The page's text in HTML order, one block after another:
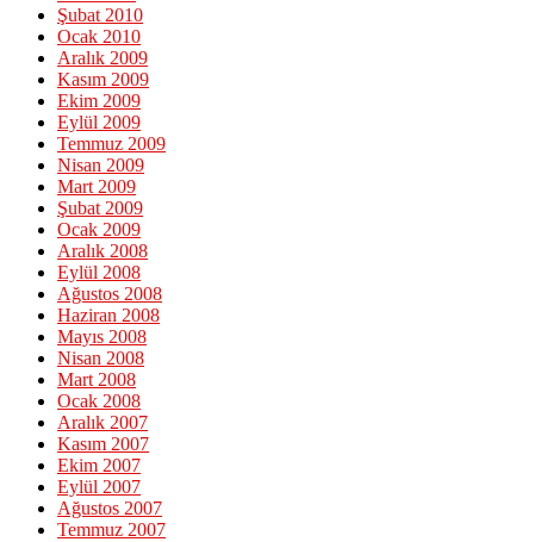
Şubat 2010
Ocak 2010
Aralık 2009
Kasım 2009
Ekim 2009
Eylül 2009
Temmuz 2009
Nisan 2009
Mart 2009
Şubat 2009
Ocak 2009
Aralık 2008
Eylül 2008
Ağustos 2008
Haziran 2008
Mayıs 2008
Nisan 2008
Mart 2008
Ocak 2008
Aralık 2007
Kasım 2007
Ekim 2007
Eylül 2007
Ağustos 2007
Temmuz 2007